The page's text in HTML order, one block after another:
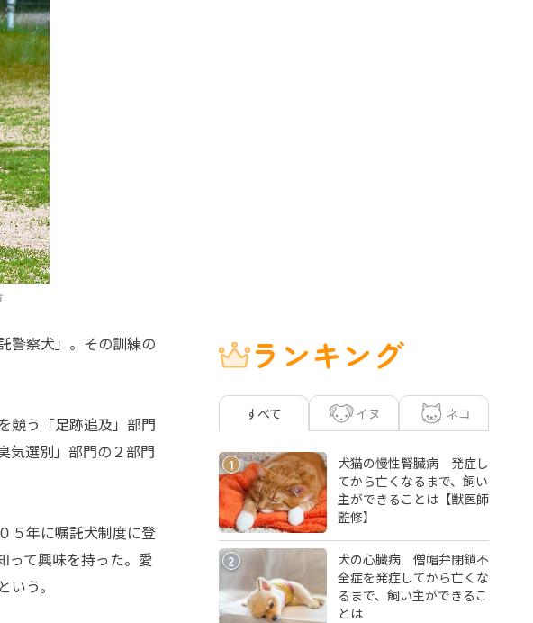
警察犬」。その訓練の
競う「足跡追及」部門
気選別」部門の２部門
５年に嘱託犬制度に登
って興味を持った。愛
う。
ランキング
すべて イヌ ネコ
1
犬猫の慢性腎臓病 発症し
てから亡くなるまで、飼い
主ができることは【獣医師
監修】
2
犬の心臓病 僧帽弁閉鎖不
全症を発症してから亡くな
るまで、飼い主ができるこ
とは